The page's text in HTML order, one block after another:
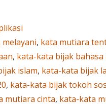
, kata mutiara
, kata-kata bijak
islam, kata-kata bijak
, kata-kata bijak tokoh
mutiara cinta, kata-kata